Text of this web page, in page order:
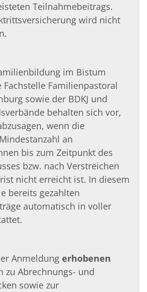
Teilnahmebeitrags.
wird nicht
im Bistum
Fachstelle Familienpastoral
sowie der BDKJ und
behalten sich vor,
wenn die
an
bis zum Zeitpunkt des
bzw. nach Verstreichen
nicht erreicht ist. In diesem
bereits gezahlten
automa­tisch in voller
Anmeldung erhobenen
zu Abrechnungs- und
sowie zur